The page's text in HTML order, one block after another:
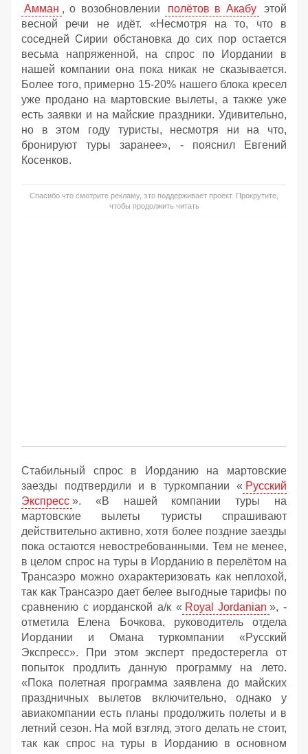
Амман , о возобновлении полётов в Акабу
этой
весной речи не идёт. «Несмотря на то, что в
соседней Сирии обстановка до сих пор остается
весьма напряженной, на спрос по Иордании в
нашей компании она пока никак не сказывается.
Более того, примерно 15-20% нашего блока кресел
уже продано на мартовские вылеты, а также уже
есть заявки и на майские праздники. Удивительно,
но в этом году туристы, несмотря ни на что,
бронируют туры заранее», - пояснил Евгений
Косенков.
Спасибо что смотрите рекламу, это поддерживает проект. Прокрутите,
чтобы продолжить читать
Стабильный спрос в Иорданию на мартовские
заезды подтвердили и в туркомпании « Русский
Экспресс ». «В нашей компании туры на
мартовские вылеты туристы спрашивают
действительно активно, хотя более поздние заезды
пока остаются невостребованными. Тем не менее,
в целом спрос на туры в Иорданию в перелётом на
Трансаэро можно охарактеризовать как неплохой,
так как Трансаэро дает белее выгодные тарифы по
сравнению с иорданской а/к « Royal Jordanian », -
отметила Елена Бочкова, руководитель отдела
Иордании и Омана туркомпании «Русский
Экспресс». При этом эксперт предостерегла от
попыток продлить данную программу на лето.
«Пока полетная программа заявлена до майских
праздничных вылетов включительно, однако у
авиакомпании есть планы продолжить полеты и в
летний сезон. На мой взгляд, этого делать не стоит,
так как спрос на туры в Иорданию в основном